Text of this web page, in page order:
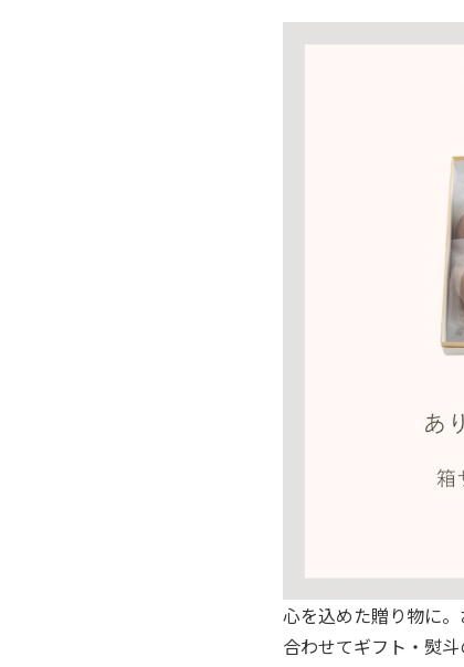
心を込めた贈り物に
合わせてギフト・熨斗